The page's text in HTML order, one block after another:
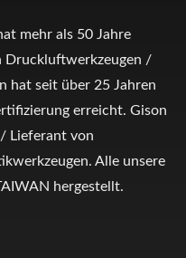
mehr als 50 Jahre
Druckluftwerkzeugen /
hat seit über 25 Jahren
erreicht. Gison
Lieferant von
Alle unsere
hergestellt.